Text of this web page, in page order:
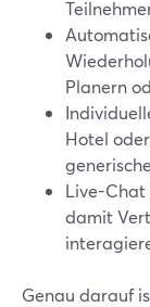
Planern
Hotel
Live-Chat
damit
Genau darauf